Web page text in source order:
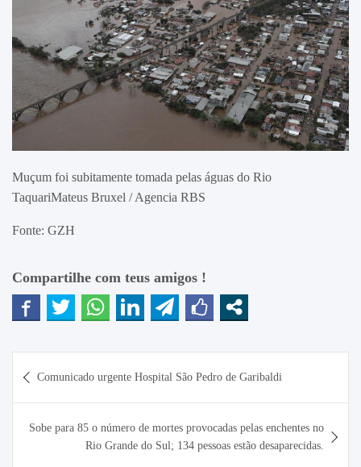
Muçum foi subitamente tomada pelas águas do Rio
TaquariMateus Bruxel / Agencia RBS
Fonte: GZH
Compartilhe com teus amigos !
de
Comunicado urgente Hospital São Pedro de Garibaldi
Sobe para 85 o número de mortes provocadas pelas enchentes no
Rio Grande do Sul; 134 pessoas estão desaparecidas.